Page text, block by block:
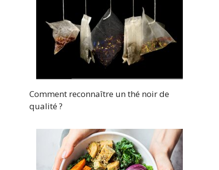
Comment reconnaître un thé noir de
qualité ?